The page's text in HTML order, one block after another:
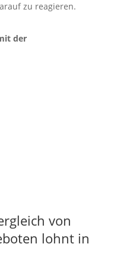
zu reagieren.
der
von
lohnt in